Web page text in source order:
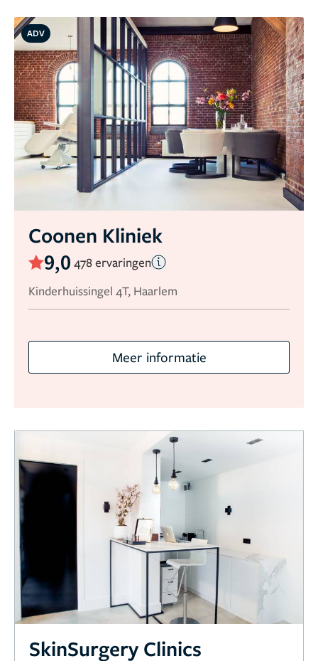
ADV
Coonen Kliniek
9,0 478 ervaringen
Kinderhuissingel 4T, Haarlem
Meer informatie
SkinSurgery Clinics